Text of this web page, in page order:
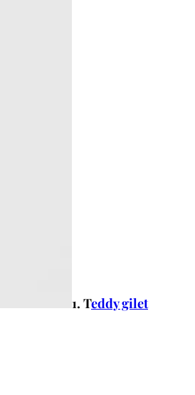
1. Teddy gilet